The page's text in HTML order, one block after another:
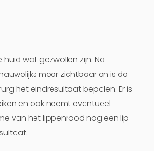
wat gezwollen zijn. Na
meer zichtbaar en is de
het eindresultaat bepalen. Er is
en ook neemt eventueel
van het lippenrood nog een lip